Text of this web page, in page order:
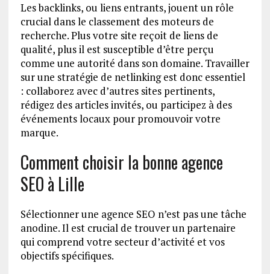
Les backlinks, ou liens entrants, jouent un rôle
crucial dans le classement des moteurs de
recherche. Plus votre site reçoit de liens de
qualité, plus il est susceptible d’être perçu
comme une autorité dans son domaine. Travailler
sur une stratégie de netlinking est donc essentiel
: collaborez avec d’autres sites pertinents,
rédigez des articles invités, ou participez à des
événements locaux pour promouvoir votre
marque.
Comment choisir la bonne agence
SEO à Lille
Sélectionner une agence SEO n’est pas une tâche
anodine. Il est crucial de trouver un partenaire
qui comprend votre secteur d’activité et vos
objectifs spécifiques.